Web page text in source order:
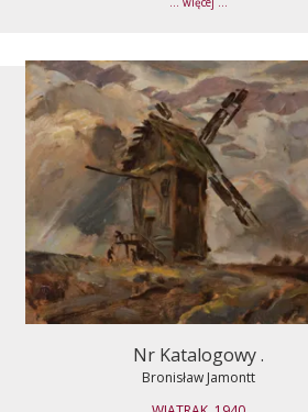
Nr Katalogowy .
Bronisław Jamontt